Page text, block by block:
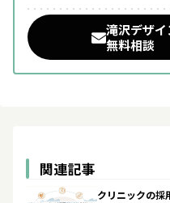
滝沢デザイ
無料相談
関連記事
クリニックの採